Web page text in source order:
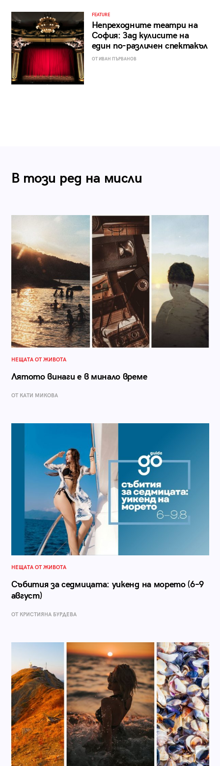
FEATURE
Непреходните театри на
София: Зад кулисите на
един по-различен спектакъл
ОТ ИВАН ПЪРВАНОВ
В този ред на мисли
НЕЩАТА ОТ ЖИВОТА
Лятото винаги е в минало време
ОТ КАТИ МИКОВА
НЕЩАТА ОТ ЖИВОТА
Събития за седмицата: уикенд на морето (6–9
август)
ОТ КРИСТИЯНА БУРДЕВА